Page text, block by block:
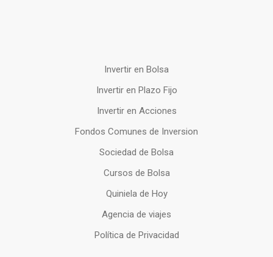
Invertir en Bolsa
Invertir en Plazo Fijo
Invertir en Acciones
Fondos Comunes de Inversion
Sociedad de Bolsa
Cursos de Bolsa
Quiniela de Hoy
Agencia de viajes
Política de Privacidad